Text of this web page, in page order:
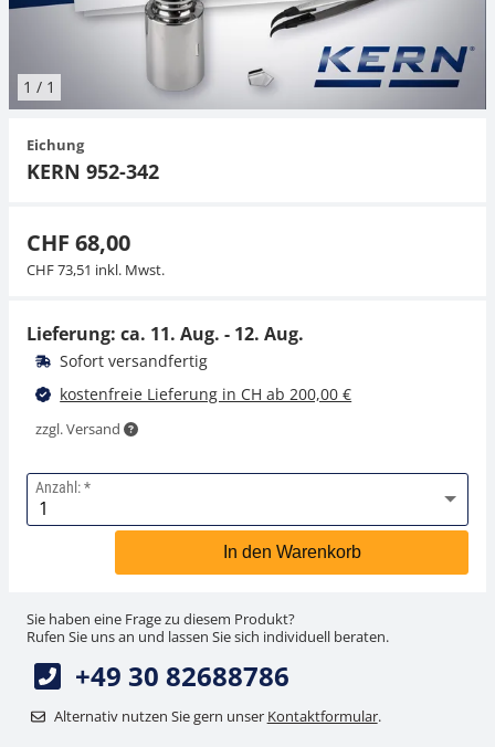
1 / 1
Eichung
KERN 952-342
CHF 68,00
CHF 73,51 inkl. Mwst.
Lieferung: ca. 11. Aug. - 12. Aug.
Sofort versandfertig
kostenfreie Lieferung in CH ab 200,00 €
zzgl. Versand
Anzahl:
In den Warenkorb
Sie haben eine Frage zu diesem Produkt?
Rufen Sie uns an und lassen Sie sich individuell beraten.
+49 30 82688786
Alternativ nutzen Sie gern unser Kontaktformular.
Kranwaagen
Tischwaagen
Zubehör
Zug- und Druck-Kraftmesszellen
Zugvorrichtungen
Externe Beleuchtungseinheiten
Mikroskopkameras
Expertenanwendungen
Universelle Anwendungen
Farbmessung
Zubehör